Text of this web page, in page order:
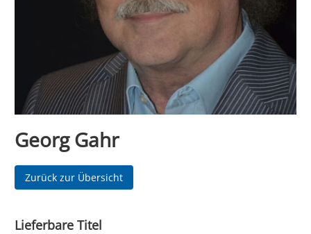
Georg Gahr
Zurück zur Übersicht
Lieferbare Titel